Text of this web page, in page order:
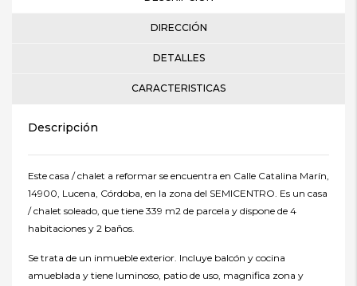
DIRECCIÓN
DETALLES
CARACTERISTICAS
Descripción
Este casa / chalet a reformar se encuentra en Calle Catalina Marín,
14900, Lucena, Córdoba, en la zona del SEMICENTRO. Es un casa
/ chalet soleado, que tiene 339 m2 de parcela y dispone de 4
habitaciones y 2 baños.
Se trata de un inmueble exterior. Incluye balcón y cocina
amueblada y tiene luminoso, patio de uso, magnifica zona y